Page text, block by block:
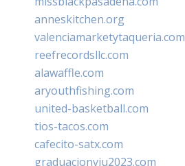
anneskitchen.org
valenciamarketytaqueria.com
reefrecordsllc.com
alawaffle.com
aryouthfishing.com
united-basketball.com
tios-tacos.com
cafecito-satx.com
graduacionviu2023.com